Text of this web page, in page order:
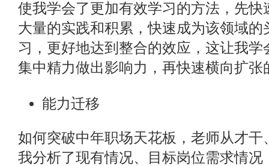
使我学会了更加有效学习的方法，先
大量的实践和积累，快速成为该领域
习，更好地达到整合的效应，这让我
集中精力做出影响力，再快速横向扩张
能力迁移
如何突破中年职场天花板，老师从才
我分析了现有情况、目标岗位需求情